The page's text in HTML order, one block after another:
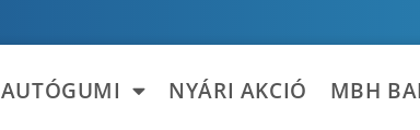
AUTÓGUMI NYÁRI AKCIÓ MBH